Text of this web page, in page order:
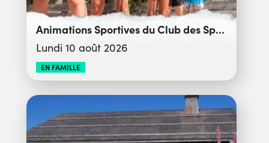
Animations Sportives du Club des Sports
Lundi 10 août 2026
EN FAMILLE